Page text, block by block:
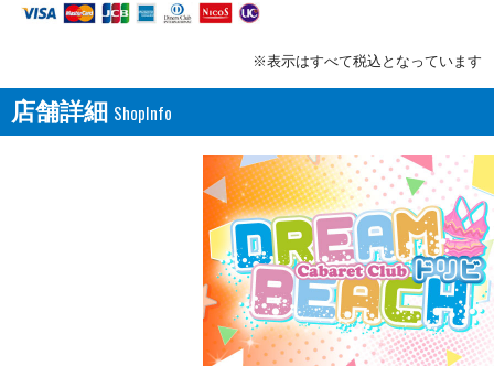
※表示はすべて税込となっています
店舗詳細